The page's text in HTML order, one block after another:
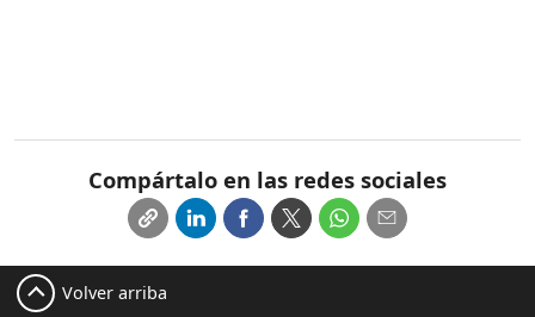
Compártalo en las redes sociales
Volver arriba